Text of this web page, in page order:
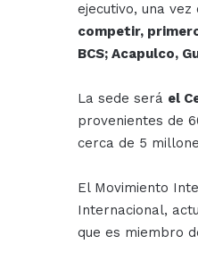
ejecutivo, una
competir,
BCS; Acapulco,
La sede será el
provenientes de
cerca de 5
El Movimiento
Internacional,
que es miembro